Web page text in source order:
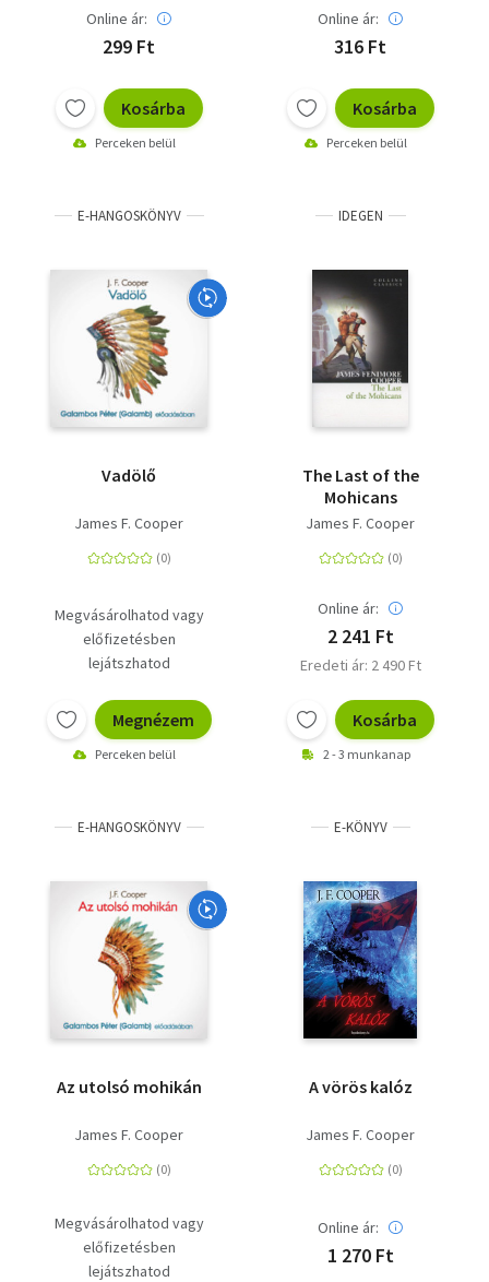
Online ár:
299 Ft
Kosárba
Perceken belül
Online ár:
316 Ft
Kosárba
Perceken belül
E-HANGOSKÖNYV
Vadölő
James F. Cooper
Megvásárolhatod vagy
előfizetésben
lejátszhatod
Megnézem
Perceken belül
IDEGEN
The Last of the
Mohicans
James F. Cooper
Online ár:
2 241 Ft
Eredeti ár: 2 490 Ft
Kosárba
2 - 3 munkanap
E-HANGOSKÖNYV
Az utolsó mohikán
James F. Cooper
Megvásárolhatod vagy
előfizetésben
lejátszhatod
E-KÖNYV
A vörös kalóz
James F. Cooper
Online ár:
1 270 Ft